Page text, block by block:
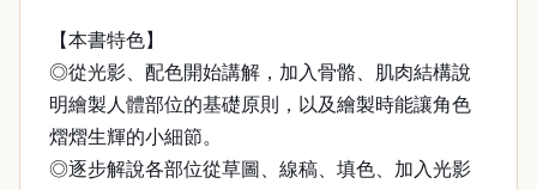
【本書特色】
◎從光影、配色開始講解，加入骨骼、肌肉結構說
明繪製人體部位的基礎原則，以及繪製時能讓角色
熠熠生輝的小細節。
◎逐步解說各部位從草圖、線稿、填色、加入光影